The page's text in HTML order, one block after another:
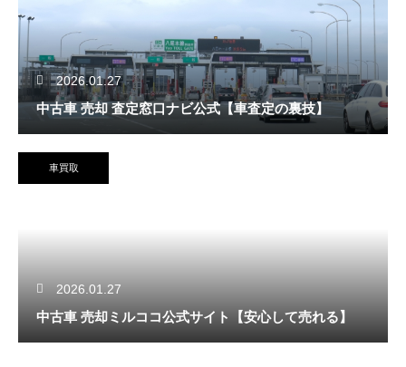
2026.01.27
中古車 売却 査定窓口ナビ公式【車査定の裏技】
車買取
2026.01.27
中古車 売却ミルココ公式サイト【安心して売れる】